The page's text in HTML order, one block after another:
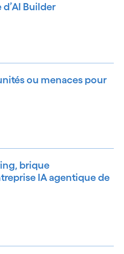
Builder
ou menaces pour
brique
IA agentique de